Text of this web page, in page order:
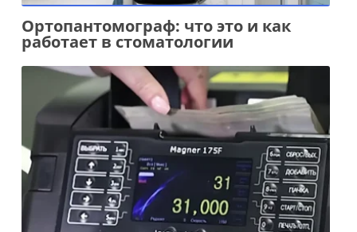
Ортопантомограф: что это и как
работает в стоматологии